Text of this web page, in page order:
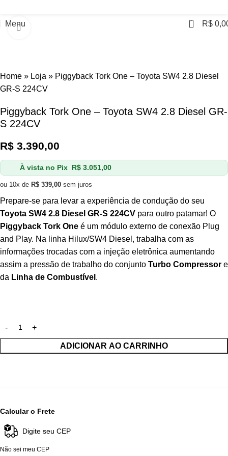
Menu 0 R$
Home » Loja » Piggyback Tork One – Toyota SW4 2.8 Diesel
GR-S 224CV
Piggyback Tork One – Toyota SW4 2.8 Diesel GR-
S 224CV
R$ 3.390,00
À vista no Pix R$3.051,00
ou 10x de R$ 339,00 sem juros
Prepare-se para levar a experiência de condução do seu
Toyota SW4 2.8 Diesel GR-S 224CV para outro patamar! O
Piggyback Tork One é um módulo externo de conexão Plug
and Play. Na linha Hilux/SW4 Diesel, trabalha com as
informações trocadas com a injeção eletrônica aumentando
assim a pressão de trabalho do conjunto Turbo Compressor e
da Linha de Combustível .
ADICIONAR AO CARRINHO
Calcular o Frete
Não sei meu CEP